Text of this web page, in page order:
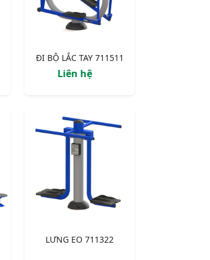
ĐI BỘ LẮC TAY 711511
Liên hệ
LƯNG EO 711322